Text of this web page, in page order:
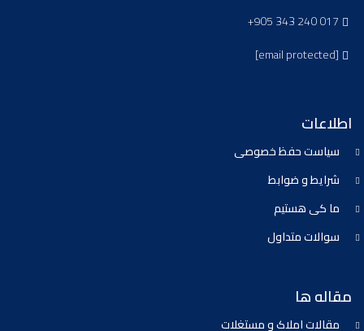
+905 343 240 017
[email protected]
اطلاعات
سیاست حفظ خصوصی
شرایط و ضوابط
ما کی هستیم
سوالات متداول
مقاله ها
مقالات املاک و مستغلات